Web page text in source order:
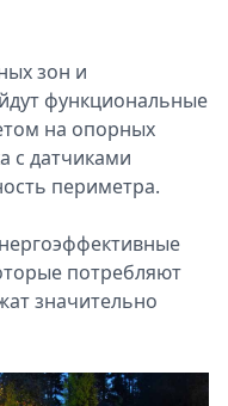
зон и
функциональные
на опорных
с датчиками
периметра.
потребляют
значительно